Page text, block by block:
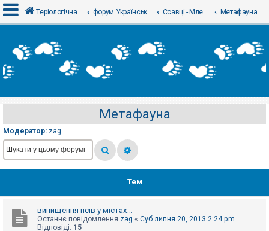
х
і
е
є
с
т
р
а
Т
Теріологічна школа форум Українського теріологічного товариства Ссавці - Млекопитающие Метафауна
Метафауна
Модератор: zag
Тем
винищення псів у містах...
Останнє повідомлення zag « Суб липня 20, 2013 2:24 pm
Відповіді: 15